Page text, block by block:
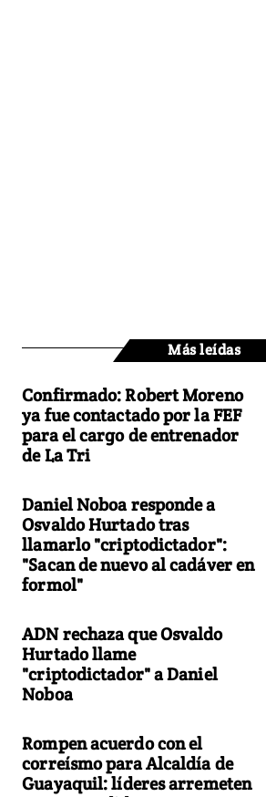
Más leídas
Confirmado: Robert Moreno
ya fue contactado por la FEF
para el cargo de entrenador
de La Tri
Daniel Noboa responde a
Osvaldo Hurtado tras
llamarlo "criptodictador":
"Sacan de nuevo al cadáver en
formol"
ADN rechaza que Osvaldo
Hurtado llame
"criptodictador" a Daniel
Noboa
Rompen acuerdo con el
correísmo para Alcaldía de
Guayaquil: líderes arremeten